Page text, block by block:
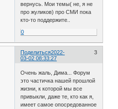
вернусь. Мои темы( не, я не
про жуликов) про СМИ пока
кто-то поддержите..
0
Поделиться 3
2022-
03-02 08:33:27
Очень жаль, Дима... Форум
это частичка нашей прошлой
жизни, к которой мы все
привыкли, даже те, кто как я,
имеет самое опосредованное